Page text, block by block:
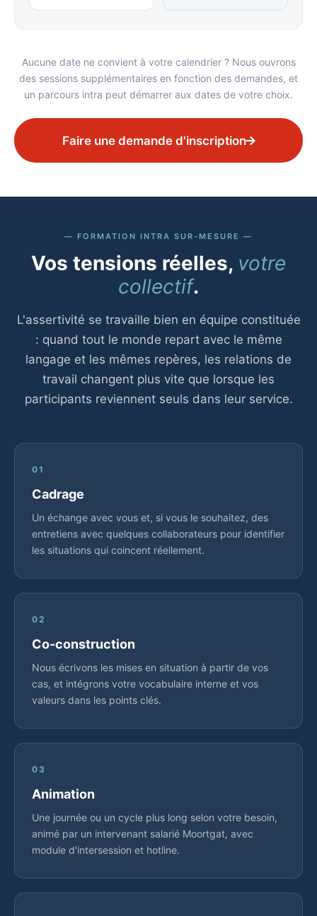
Aucune date ne convient à votre calendrier ? Nous ouvrons
des sessions supplémentaires en fonction des demandes, et
un parcours intra peut démarrer aux dates de votre choix.
Faire une demande d'inscription
FORMATION INTRA SUR-MESURE
Vos tensions réelles, votre
collectif.
L'assertivité se travaille bien en équipe constituée
: quand tout le monde repart avec le même
langage et les mêmes repères, les relations de
travail changent plus vite que lorsque les
participants reviennent seuls dans leur service.
01
Cadrage
Un échange avec vous et, si vous le souhaitez, des
entretiens avec quelques collaborateurs pour identifier
les situations qui coincent réellement.
02
Co-construction
Nous écrivons les mises en situation à partir de vos
cas, et intégrons votre vocabulaire interne et vos
valeurs dans les points clés.
03
Animation
Une journée ou un cycle plus long selon votre besoin,
animé par un intervenant salarié Moortgat, avec
module d'intersession et hotline.